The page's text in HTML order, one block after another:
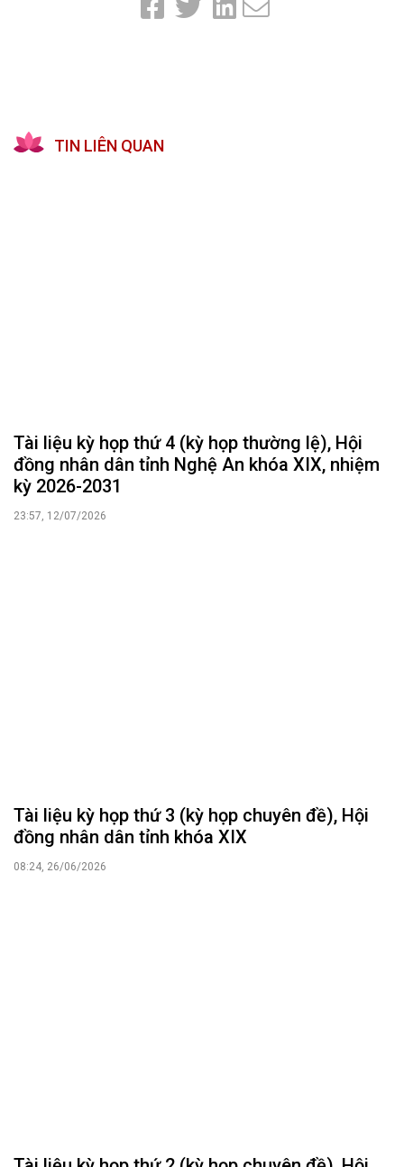
TIN LIÊN QUAN
Tài liệu kỳ họp thứ 4 (kỳ họp thường lệ), Hội
đồng nhân dân tỉnh Nghệ An khóa XIX, nhiệm
kỳ 2026-2031
23:57, 12/07/2026
Tài liệu kỳ họp thứ 3 (kỳ họp chuyên đề), Hội
đồng nhân dân tỉnh khóa XIX
08:24, 26/06/2026